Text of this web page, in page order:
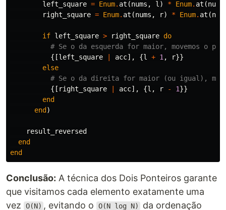
left_square = Enum. at (nums , l ) * Enum. at (nums
right_square = Enum. at (nums , r) * Enum. at (
if left_square > right_square do
# Se o da esquerda for maior, movemos o
{[left_square acc], {l + 1 , r}}
else
# Se o da direita for maior (ou igual),
{[ right_square acc], {l , r - 1}}
end
end )
result_reversed
end
end
Conclusão: A técnica dos Dois Ponteiros garante
que visitamos cada elemento exatamente uma
vez
O(N) , evitando o O(N log N)
da ordenação